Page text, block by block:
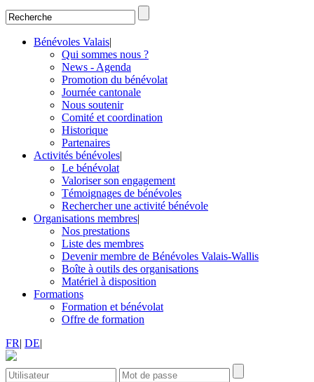
Bénévoles Valais|
Qui sommes nous ?
News - Agenda
Promotion du bénévolat
Journée cantonale
Nous soutenir
Comité et coordination
Historique
Partenaires
Activités bénévoles|
Le bénévolat
Valoriser son engagement
Témoignages de bénévoles
Rechercher une activité bénévole
Organisations membres|
Nos prestations
Liste des membres
Devenir membre de Bénévoles Valais-Wallis
Boîte à outils des organisations
Matériel à disposition
Formations
Formation et bénévolat
Offre de formation
FR| DE|